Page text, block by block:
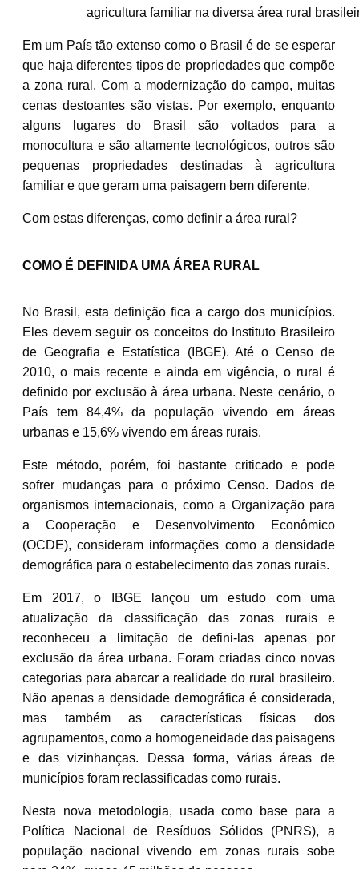
agricultura familiar na diversa área rural
Em um País tão extenso como o Brasil é de se esperar
que haja diferentes tipos de propriedades que compõe
a zona rural. Com a modernização do campo, muitas
cenas destoantes são vistas. Por exemplo, enquanto
alguns lugares do Brasil são voltados para a
monocultura e são altamente tecnológicos, outros são
pequenas propriedades destinadas à agricultura
familiar e que geram uma paisagem bem diferente.
Com estas diferenças, como definir a área rural?
COMO É DEFINIDA UMA ÁREA RURAL
No Brasil, esta definição fica a cargo dos municípios.
Eles devem seguir os conceitos do Instituto Brasileiro
de Geografia e Estatística (IBGE). Até o Censo de
2010, o mais recente e ainda em vigência, o rural é
definido por exclusão à área urbana. Neste cenário, o
País tem 84,4% da população vivendo em áreas
urbanas e 15,6% vivendo em áreas rurais.
Este método, porém, foi bastante criticado e pode
sofrer mudanças para o próximo Censo. Dados de
organismos internacionais, como a Organização para
a Cooperação e Desenvolvimento Econômico
(OCDE), consideram informações como a densidade
demográfica para o estabelecimento das zonas rurais.
Em 2017, o IBGE lançou um estudo com uma
atualização da classificação das zonas rurais e
reconheceu a limitação de defini-las apenas por
exclusão da área urbana. Foram criadas cinco novas
categorias para abarcar a realidade do rural brasileiro.
Não apenas a densidade demográfica é considerada,
mas também as características físicas dos
agrupamentos, como a homogeneidade das paisagens
e das vizinhanças. Dessa forma, várias áreas de
municípios foram reclassificadas como rurais.
Nesta nova metodologia, usada como base para a
Política Nacional de Resíduos Sólidos (PNRS), a
população nacional vivendo em zonas rurais sobe